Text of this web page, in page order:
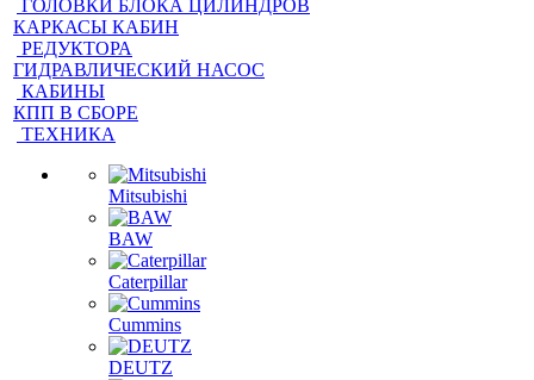
ГОЛОВКИ БЛОКА ЦИЛИНДРОВ
КАРКАСЫ КАБИН
РЕДУКТОРА
ГИДРАВЛИЧЕСКИЙ НАСОС
КАБИНЫ
КПП В СБОРЕ
ТЕХНИКА
Mitsubishi
BAW
Caterpillar
Cummins
DEUTZ